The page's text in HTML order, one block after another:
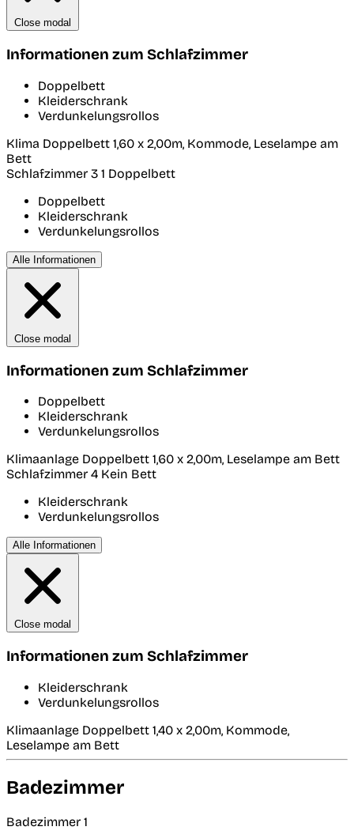
Close modal
Informationen zum Schlafzimmer
Doppelbett
Kleiderschrank
Verdunkelungsrollos
Klima Doppelbett 1,60 x 2,00m, Kommode, Leselampe am
Bett
Schlafzimmer 3 1 Doppelbett
Doppelbett
Kleiderschrank
Verdunkelungsrollos
Alle Informationen
Close modal
Informationen zum Schlafzimmer
Doppelbett
Kleiderschrank
Verdunkelungsrollos
Klimaanlage Doppelbett 1,60 x 2,00m, Leselampe am Bett
Schlafzimmer 4 Kein Bett
Kleiderschrank
Verdunkelungsrollos
Alle Informationen
Close modal
Informationen zum Schlafzimmer
Kleiderschrank
Verdunkelungsrollos
Klimaanlage Doppelbett 1,40 x 2,00m, Kommode,
Leselampe am Bett
Badezimmer
Badezimmer 1